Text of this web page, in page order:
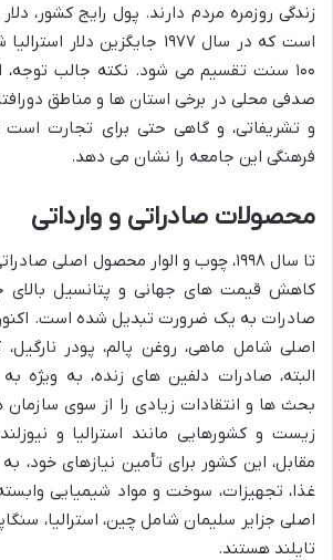
۱۰۰ سنت تقسیم می شود. نکته جالب توجه،
صدفی محلی در برخی استان ها و مناطق
و تشریفاتی، و گاهی حتی برای تجارت
فرهنگی این جامعه را نشان می دهد.
محصولات صادراتی و وارداتی
تا سال ۱۹۹۸، چوب و الوار محصول اصلی
کاهش قیمت های جهانی و پتانسیل بالای
صادرات به یک ضرورت تبدیل شده است.
اصلی شامل ماهی، روغن پالم، پودر
البته، صادرات دلفین های زنده، به ویژه
بحث ها و انتقادات زیادی را از سوی
زیست و کشورهایی مانند استرالیا و
مقابل، این کشور برای تأمین نیازهای خود،
غذا، تجهیزات، سوخت و مواد شیمیایی
اصلی جزایر سلیمان شامل چین، استرالیا،
تایلند هستند.